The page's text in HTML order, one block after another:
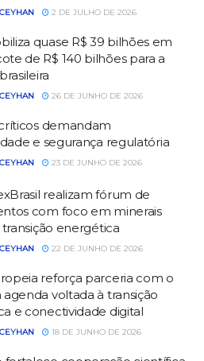
2 DE JULHO DE 2026
quase R$ 39 bilhões em
de R$ 140 bilhões para a
26 DE JUNHO DE 2026
demandam
e segurança regulatória
23 DE JUNHO DE 2026
realizam fórum de
com foco em minerais
energética
22 DE JUNHO DE 2026
reforça parceria com o
agenda voltada à transição
e conectividade digital
18 DE JUNHO DE 2026